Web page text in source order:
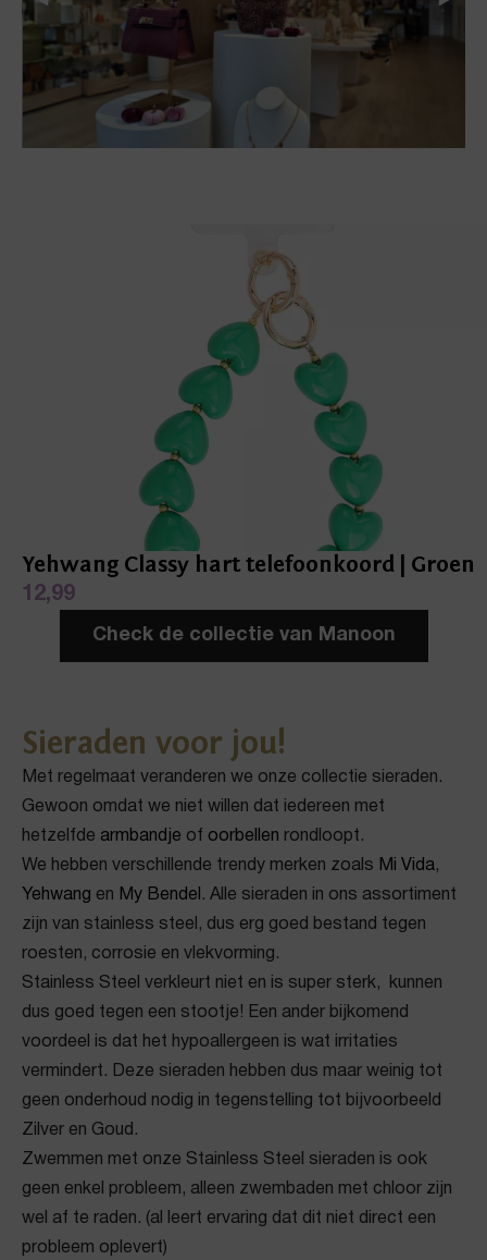
Yehwang Classy hart telefoonkoord | Groen
12,99
Check de collectie van Manoon
Sieraden voor jou!
Met regelmaat veranderen we onze collectie sieraden.
Gewoon omdat we niet willen dat iedereen met
hetzelfde armbandje of oorbellen rondloopt.
We hebben verschillende trendy merken zoals Mi Vida,
Yehwang en My Bendel . Alle sieraden in ons assortiment
zijn van stainless steel, dus erg goed bestand tegen
roesten, corrosie en vlekvorming.
Stainless Steel verkleurt niet en is super sterk, kunnen
dus goed tegen een stootje! Een ander bijkomend
voordeel is dat het hypoallergeen is wat irritaties
vermindert. Deze sieraden hebben dus maar weinig tot
geen onderhoud nodig in tegenstelling tot bijvoorbeeld
Zilver en Goud.
Zwemmen met onze Stainless Steel sieraden is ook
geen enkel probleem, alleen zwembaden met chloor zijn
wel af te raden. (al leert ervaring dat dit niet direct een
probleem oplevert)